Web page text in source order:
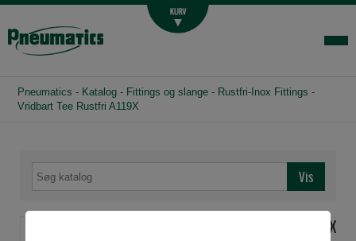
Fittings og slange
Handelsbetingelser
Om os
Pneumatics - Katalog - Fittings og slange - Rustfri-Inox Fittings -
Vridbart Tee Rustfri A119X
Vridbart Tee Rustfri A119X